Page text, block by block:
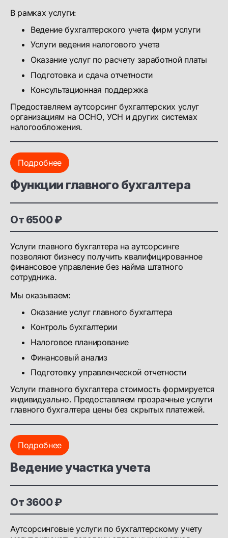
В рамках услуги:
Ведение бухгалтерского учета фирм услуги
Услуги ведения налогового учета
Оказание услуг по расчету заработной платы
Подготовка и сдача отчетности
Консультационная поддержка
Предоставляем аутсорсинг бухгалтерских услуг
организациям на ОСНО, УСН и других системах
налогообложения.
Подробнее
Функции главного бухгалтера
От 6500 ₽
Услуги главного бухгалтера на аутсорсинге
позволяют бизнесу получить квалифицированное
финансовое управление без найма штатного
сотрудника.
Мы оказываем:
Оказание услуг главного бухгалтера
Контроль бухгалтерии
Налоговое планирование
Финансовый анализ
Подготовку управленческой отчетности
Услуги главного бухгалтера стоимость формируется
индивидуально. Предоставляем прозрачные услуги
главного бухгалтера цены без скрытых платежей.
Подробнее
Ведение участка учета
От 3600 ₽
Аутсорсинговые услуги по бухгалтерскому учету